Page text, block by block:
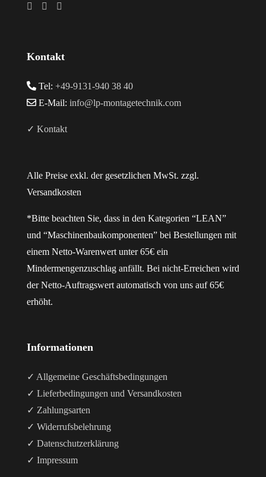
Kontakt
Tel: +49-9131-940 38 40
E-Mail: info@lp-montagetechnik.com
✓ Kontakt
Alle Preise exkl. der gesetzlichen MwSt. zzgl.
Versandkosten
*Bitte beachten Sie, dass in den Kategorien “LEAN”
und “Maschinenbaukomponenten” bei Bestellungen mit
einem Netto-Warenwert unter 65€ ein
Mindermengenzuschlag anfällt. Bei nicht-Erreichen wird
der Netto-Auftragswert automatisch von uns auf 65€
erhöht.
Informationen
✓ Allgemeine Geschäftsbedingungen
✓ Lieferbedingungen und Versandkosten
✓ Zahlungsarten
✓ Widerrufsbelehrung
✓ Datenschutzerklärung
✓ Impressum